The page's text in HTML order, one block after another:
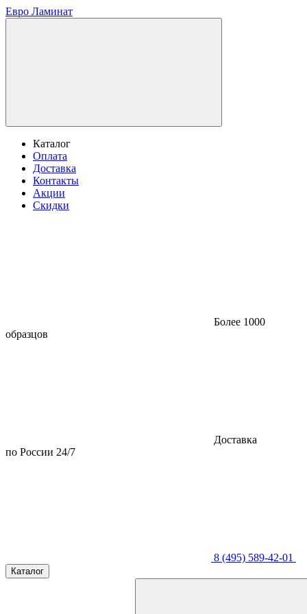
Евро Ламинат
Каталог
Оплата
Доставка
Контакты
Акции
Скидки
Более 1000
образцов
Доставка
по России 24/7
8 (495) 589-42-01
Каталог